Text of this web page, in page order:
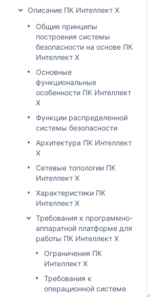
Описание ПК Интеллект X
Общие принципы
построения системы
безопасности на основе ПК
Интеллект X
Основные
функциональные
особенности ПК Интеллект
X
Функции распределенной
системы безопасности
Архитектура ПК Интеллект
Х
Сетевые топологии ПК
Интеллект X
Характеристики ПК
Интеллект X
Требования к программно-
аппаратной платформе для
работы ПК Интеллект X
Ограничения ПК
Интеллект X
Требования к
операционной системе